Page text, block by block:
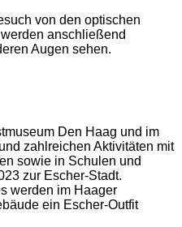
von den optischen
anschließend
Augen sehen.
Den Haag und im
zahlreichen Aktivitäten mit
sowie in Schulen und
zur Escher-Stadt.
werden im Haager
ein Escher-Outfit